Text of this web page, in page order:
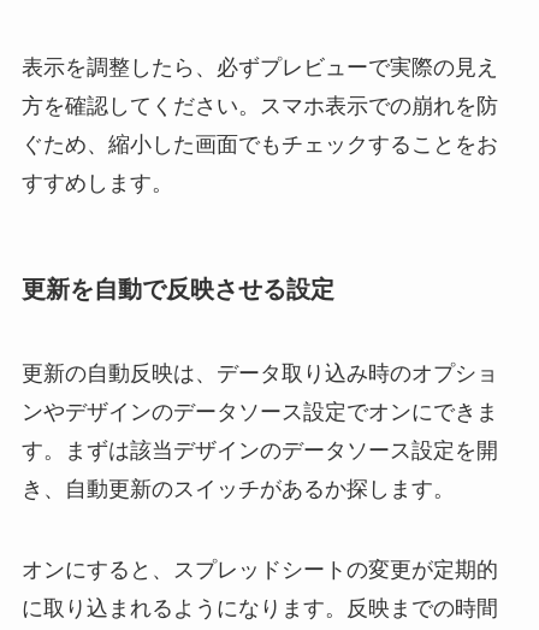
表示を調整したら、必ずプレビューで実際の見え
方を確認してください。スマホ表示での崩れを防
ぐため、縮小した画面でもチェックすることをお
すすめします。
更新を自動で反映させる設定
更新の自動反映は、データ取り込み時のオプショ
ンやデザインのデータソース設定でオンにできま
す。まずは該当デザインのデータソース設定を開
き、自動更新のスイッチがあるか探します。
オンにすると、スプレッドシートの変更が定期的
に取り込まれるようになります。反映までの時間